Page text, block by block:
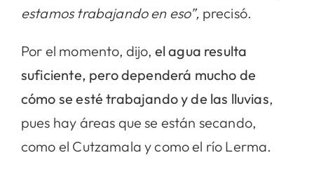
estamos trabajando en eso”, precisó.
Por el momento, dijo, el agua resulta
suficiente, pero dependerá mucho de
cómo se esté trabajando y de las lluvias,
pues hay áreas que se están secando,
como el Cutzamala y como el río Lerma.